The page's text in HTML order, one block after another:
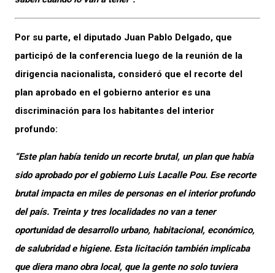
Por su parte, el diputado Juan Pablo Delgado, que
participó de la conferencia luego de la reunión de la
dirigencia nacionalista, consideró que el recorte del
plan aprobado en el gobierno anterior es una
discriminación para los habitantes del interior
profundo:
“Este plan había tenido un recorte brutal, un plan que había
sido aprobado por el gobierno Luis Lacalle Pou. Ese recorte
brutal impacta en miles de personas en el interior profundo
del país. Treinta y tres localidades no van a tener
oportunidad de desarrollo urbano, habitacional, económico,
de salubridad e higiene. Esta licitación también implicaba
que diera mano obra local, que la gente no solo tuviera